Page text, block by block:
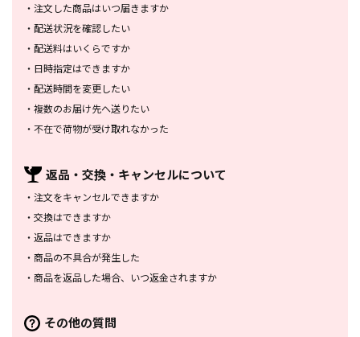
・ 注文した商品はいつ届きますか
・ 配送状況を確認したい
・ 配送料はいくらですか
・ 日時指定はできますか
・ 配送時間を変更したい
・ 複数のお届け先へ送りたい
・ 不在で荷物が受け取れなかった
返品・交換・ キャンセルについて
・ 注文をキャンセルできますか
・ 交換はできますか
・ 返品はできますか
・ 商品の不具合が発生した
・ 商品を返品した場合、 いつ返金されますか
その他の質問